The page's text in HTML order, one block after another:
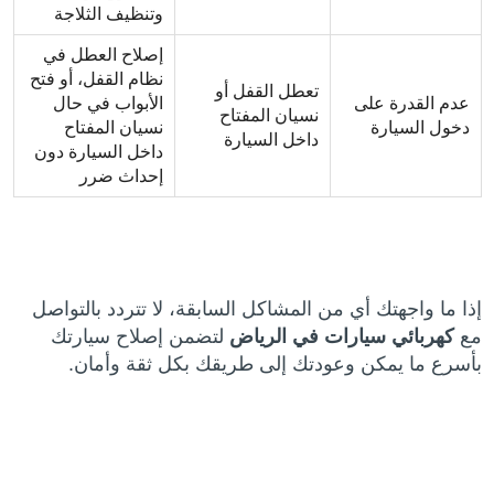
وتنظيف الثلاجة
عدم القدرة على
دخول السيارة
تعطل القفل أو
نسيان المفتاح
داخل السيارة
إصلاح العطل في
نظام القفل، أو فتح
الأبواب في حال
نسيان المفتاح
داخل السيارة دون
إحداث ضرر
إذا ما واجهتك أي من المشاكل السابقة، لا تتردد بالتواصل
معكهربائي سيارات في الرياض لتضمن إصلاح سيارتك
بأسرع ما يمكن وعودتك إلى طريقك بكل ثقة وأمان.